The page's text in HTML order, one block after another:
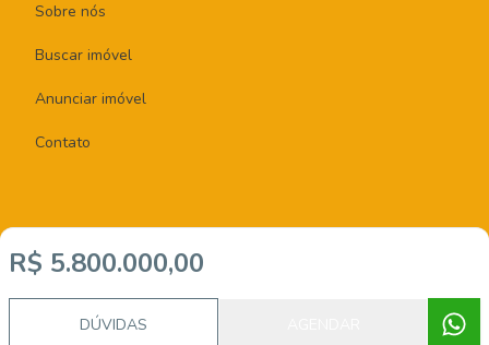
R$ 5.800.000,00
DÚVIDAS
Sobre nós
Buscar imóvel
Anunciar imóvel
Contato
Imobiliária Certificada:
Selo de Tecnologia Loft